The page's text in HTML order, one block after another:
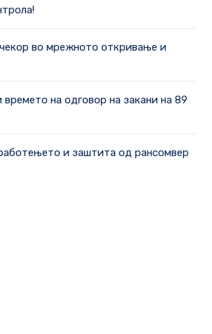
во мрежното откривање и
времето на одговор на закани на 89
и заштита од рансомвер